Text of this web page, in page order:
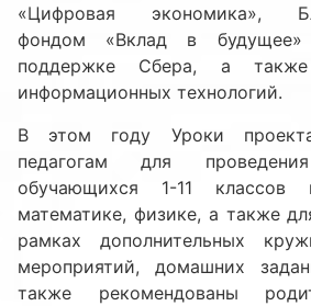
«Цифровая экономика»,
фондом «Вклад в будущее»
поддержке Сбера, а
информационных технологий.
В этом году Уроки
педагогам для
обучающихся 1-11 классов
математике, физике, а также
рамках дополнительных
мероприятий, домашних
также рекомендованы